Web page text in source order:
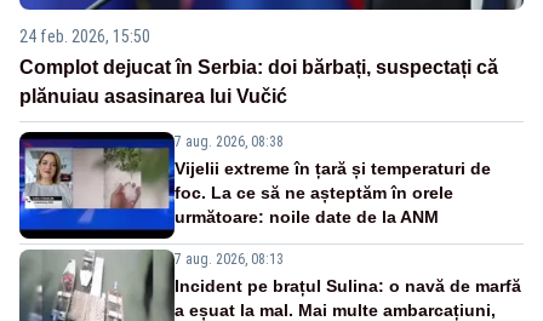
24 feb. 2026, 15:50
Complot dejucat în Serbia: doi bărbați, suspectați că
plănuiau asasinarea lui Vučić
7 aug. 2026, 08:38
Vijelii extreme în țară și temperaturi de
foc. La ce să ne așteptăm în orele
următoare: noile date de la ANM
7 aug. 2026, 08:13
Incident pe brațul Sulina: o navă de marfă
a eșuat la mal. Mai multe ambarcațiuni,